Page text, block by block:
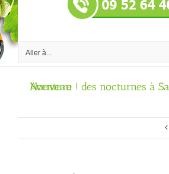
Aller à...
Nouveau ! des nocturnes à Sainte-Assise Aventure